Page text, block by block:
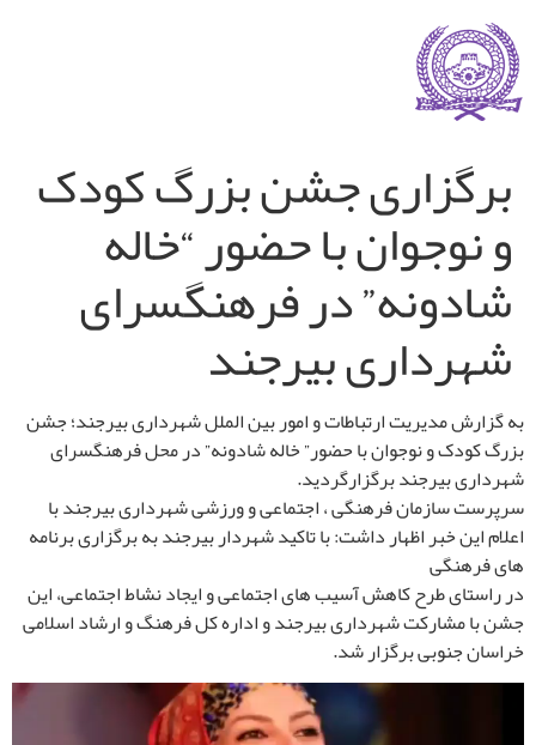
برگزاری جشن بزرگ کودک
و نوجوان با حضور “خاله
شادونه” در فرهنگسرای
شهرداری بیرجند
به گزارش مدیریت ارتباطات و امور بین الملل شهرداری بیرجند؛ جشن
بزرگ کودک و نوجوان با حضور” خاله شادونه” در محل فرهنگسرای
شهرداری بیرجند برگزارگردید.
سرپرست سازمان فرهنگی ، اجتماعی و ورزشی شهرداری بیرجند با
اعلام این خبر اظهار داشت: با تاکید شهردار بیرجند به برگزاری برنامه
های فرهنگی
در راستای طرح کاهش آسیب های اجتماعی و ایجاد نشاط اجتماعی، این
جشن با مشارکت شهرداری بیرجند و اداره کل فرهنگ و ارشاد اسلامی
خراسان جنوبی برگزار شد.